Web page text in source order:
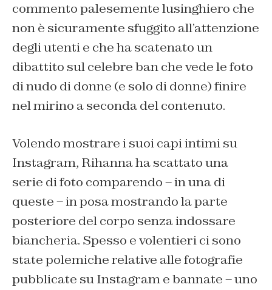
commento palesemente lusinghiero che
non è sicuramente sfuggito all’attenzione
degli utenti e che ha scatenato un
dibattito sul celebre ban che vede le foto
di nudo di donne (e solo di donne) finire
nel mirino a seconda del contenuto.
Volendo mostrare i suoi capi intimi su
Instagram, Rihanna ha scattato una
serie di foto comparendo – in una di
queste – in posa mostrando la parte
posteriore del corpo senza indossare
biancheria. Spesso e volentieri ci sono
state polemiche relative alle fotografie
pubblicate su Instagram e bannate – uno